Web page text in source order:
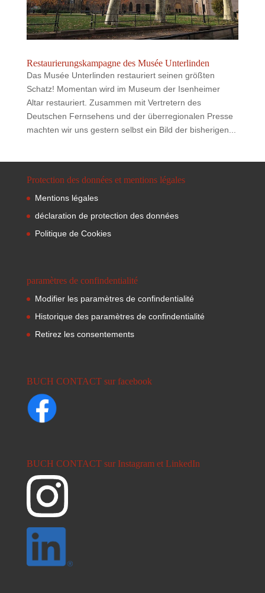
Restaurierungskampagne des Musée Unterlinden
Das Musée Unterlinden restauriert seinen größten
Schatz! Momentan wird im Museum der Isenheimer
Altar restauriert. Zusammen mit Vertretern des
Deutschen Fernsehens und der überregionalen Presse
machten wir uns gestern selbst ein Bild der bisherigen...
Protection des données et mentions légales
Mentions légales
déclaration de protection des données
Politique de Cookies
paramètres de confindentialité
Modifier les paramètres de confindentialité
Historique des paramètres de confindentialité
Retirez les consentements
BUCH CONTACT sur facebook
BUCH CONTACT sur Instagram et LinkedIn